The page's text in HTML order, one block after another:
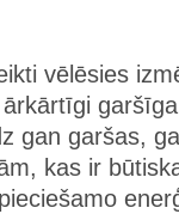
vēlēsies
gan garšas,
kas ir